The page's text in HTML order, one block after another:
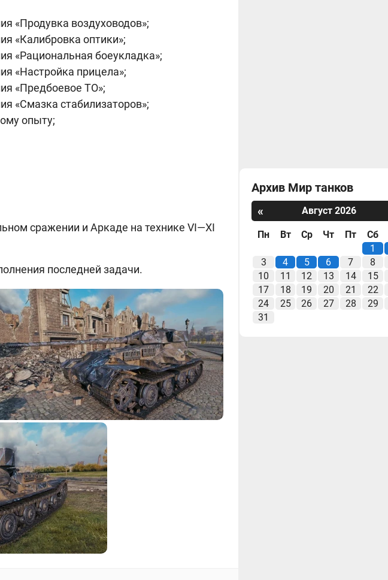
«Продувка воздуховодов»;
«Калибровка оптики»;
«Рациональная боеукладка»;
«Настройка прицела»;
«Предбоевое ТО»;
«Смазка стабилизаторов»;
опыту;
сражении и Аркаде на технике VI—XI
последней задачи.
Архив Мир танков
«
Август 2026
Пн Вт Ср Чт Пт
Сб
1
3
4 5 6 7
8
10
11 12 13 14
15
17
18 19 20 21
22
24
25 26 27 28
29
31